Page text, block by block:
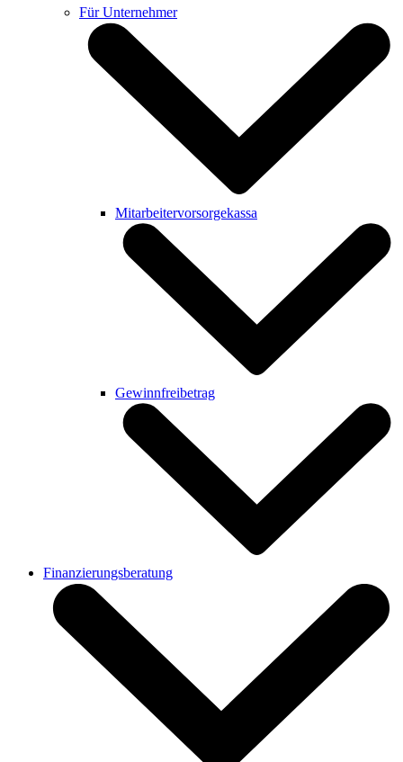
Für Unternehmer
Mitarbeitervorsorgekassa
Gewinnfreibetrag
Finanzierungsberatung